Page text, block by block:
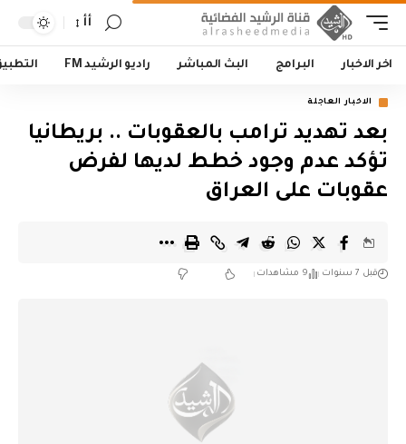
أأ
اخر الاخبار البرامج البث المباشر راديو الرشيد FM
الاخبار العاجلة
بعد تهديد ترامب بالعقوبات .. بريطانيا
تؤكد عدم وجود خطط لديها لفرض
عقوبات على العراق
قبل 7 سنوات 9 مشاهدات